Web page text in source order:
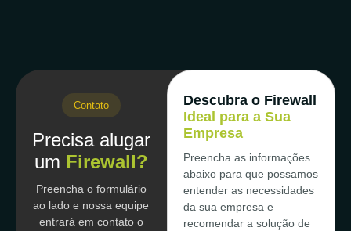
Contato
Precisa alugar
um Firewall?
Preencha o formulário
ao lado e nossa equipe
entrará em contato o
Descubra o Firewall
Ideal para a Sua
Empresa
Preencha as informações
abaixo para que possamos
entender as necessidades
da sua empresa e
recomendar a solução de